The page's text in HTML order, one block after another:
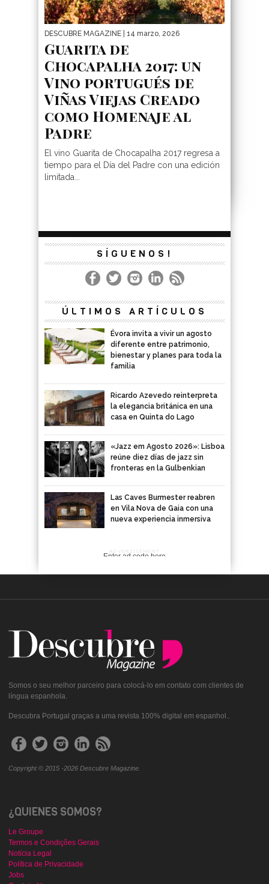
DESCUBRE MAGAZINE | 14 marzo, 2026
Guarita de
Chocapalha 2017: un
Vino portugués de
Viñas Viejas Creado
como Homenaje al
Padre
El vino Guarita de Chocapalha 2017 regresa a
tiempo para el Día del Padre con una edición
limitada...
SÍGUENOS!
ÚLTIMOS ARTÍCULOS
Évora invita a vivir un agosto
diferente entre patrimonio,
bienestar y planes para toda la
familia
Ricardo Azevedo reinterpreta
la elegancia británica en una
casa en Quinta do Lago
«Jazz em Agosto 2026»: Lisboa
reúne diez días de jazz sin
fronteras en la Gulbenkian
Las Caves Burmester reabren
en Vila Nova de Gaia con una
nueva experiencia inmersiva
ADVERTISEMENT
Enter ad code here
Somos o seu melhor parceiro para colocá-lo em contato com clientes de
língua espanhola.
Descubra Portugal graças a uma revista 100% digital em espanhol..
Copyright © 2015 -2026 Descubre Magazine.
¿QUIENES SOMOS?
Le Groupe
Termos e Condições Gerais
Notícia Legal
Política de Privacidade
Jobs